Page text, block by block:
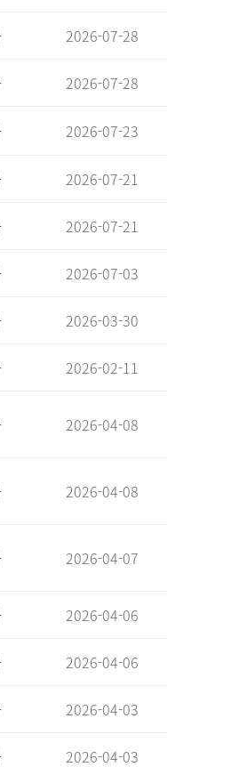
2026-07-28
2026-07-28
2026-07-23
2026-07-21
2026-07-21
2026-07-03
2026-03-30
2026-02-11
2026-04-08
2026-04-08
2026-04-07
2026-04-06
2026-04-06
2026-04-03
2026-04-03